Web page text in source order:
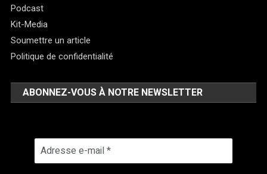
Podcast
Kit-Media
Soumettre un article
Politique de confidentialité
ABONNEZ-VOUS À NOTRE NEWSLETTER